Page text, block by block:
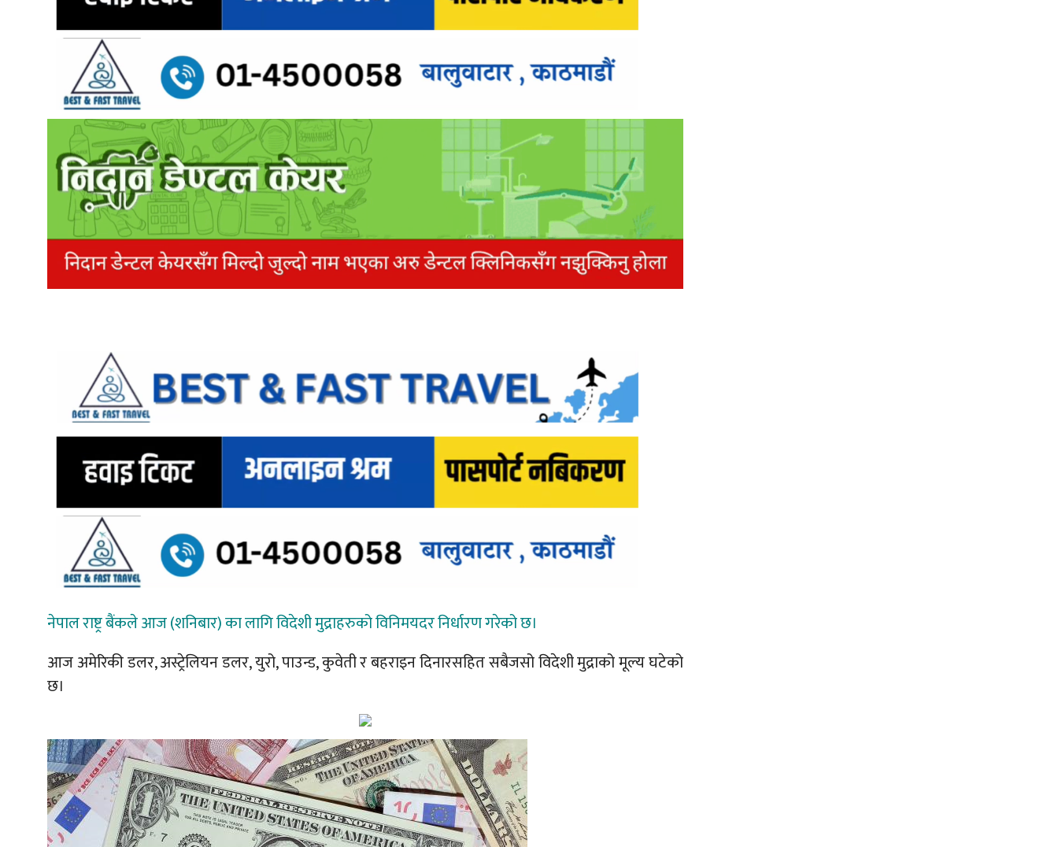
नेपाल राष्ट्र बैंकले आज (शनिबार) का लागि विदेशी मुद्राहरुको विनिमयदर निर्धारण गरेको छ।
आज अमेरिकी डलर, अस्ट्रेलियन डलर, युरो, पाउन्ड, कुवेती र बहराइन दिनारसहित सबैजसो विदेशी मुद्राको मूल्य घटेको
छ।